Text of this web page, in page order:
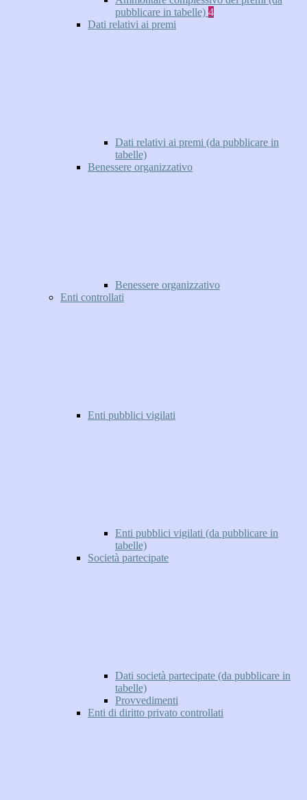
pubblicare in tabelle) 4
Dati relativi ai premi
Dati relativi ai premi (da pubblicare in
tabelle)
Benessere organizzativo
Benessere organizzativo
Enti controllati
Enti pubblici vigilati
Enti pubblici vigilati (da pubblicare in
tabelle)
Società partecipate
Dati società partecipate (da pubblicare in
tabelle)
Provvedimenti
Enti di diritto privato controllati